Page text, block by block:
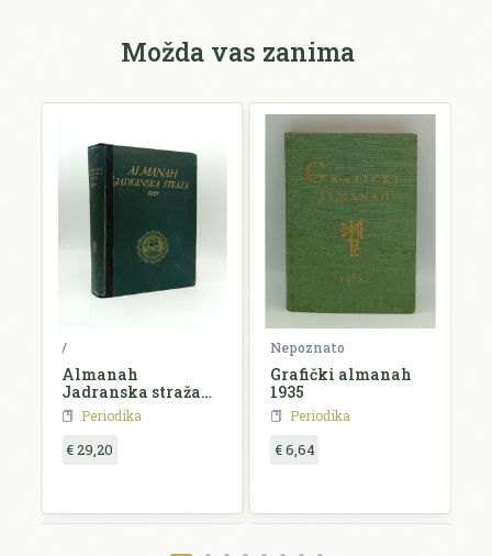
Možda vas zanima
/
Almanah
Jadranska straža
za 1927. godinu
Periodika
€ 29,20
Nepoznato
Grafički almanah
1935
Periodika
€ 6,64